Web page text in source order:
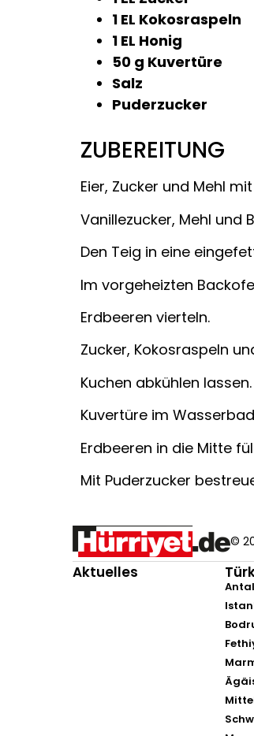
1 EL Kokosraspeln
1 EL Honig
50 g Kuvertüre
Salz
Puderzucker
ZUBEREITUNG
Eier, Zucker und Mehl
Vanillezucker, Mehl und
Den Teig in eine
Im vorgeheizten
Erdbeeren vierteln.
Zucker, Kokosraspeln
Kuchen abkühlen lassen.
Kuvertüre im
Erdbeeren in die Mitte
Mit Puderzucker
©
Aktuelles